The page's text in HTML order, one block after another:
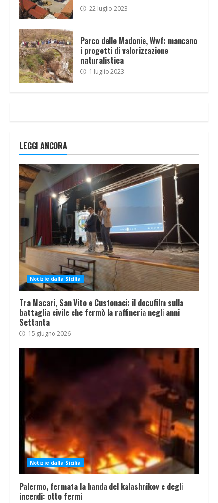
22 luglio 2023
Parco delle Madonie, Wwf: mancano
i progetti di valorizzazione
naturalistica
1 luglio 2023
LEGGI ANCORA
Notizie dalla Sicilia
Tra Macari, San Vito e Custonaci: il docufilm sulla
battaglia civile che fermò la raffineria negli anni
Settanta
15 giugno 2026
Notizie dalla Sicilia
Palermo, fermata la banda del kalashnikov e degli
incendi: otto fermi